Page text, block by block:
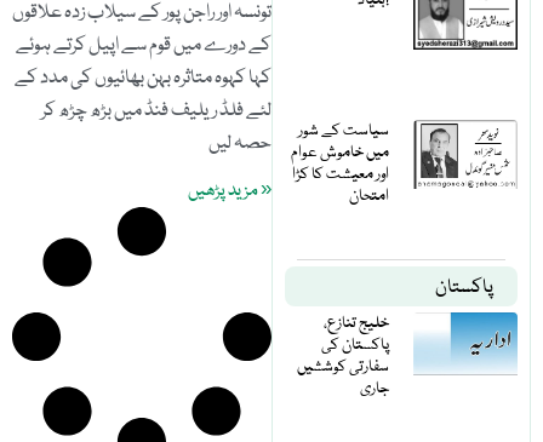
سیاست کے شور
میں خاموش عوام
اور معیشت کا کڑا
امتحان
پاکستان
خلیج تنازع،
پاکستان کی
سفارتی کوششیں
جاری
تونسہ اور راجن پور کے سیلاب زدہ علاقوں
کے دورے میں قوم سے اپیل کرتے ہوئے
کہا کہوہ متاثرہ بہن بھائیوں کی مدد کے
لئے فلڈ ریلیف فنڈ میں بڑھ چڑھ کر
حصہ لیں
« مزید پڑھیں